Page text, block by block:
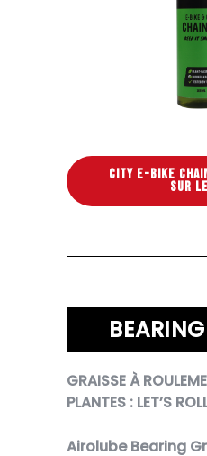
CITY E-BIKE
SUR
GRAISSE À
PLANTES : LET’S
Airolube Bearing